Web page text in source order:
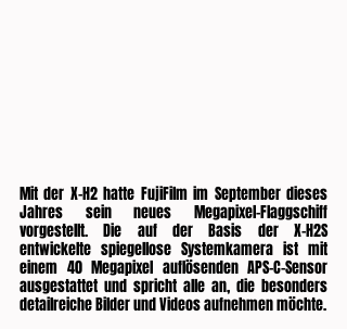
Mit der X-H2 hatte FujiFilm im September dieses
Jahres sein neues Megapixel-Flaggschiff
vorgestellt. Die auf der Basis der X-H2S
entwickelte spiegellose Systemkamera ist mit
einem 40 Megapixel auflösenden APS-C-Sensor
ausgestattet und spricht alle an, die besonders